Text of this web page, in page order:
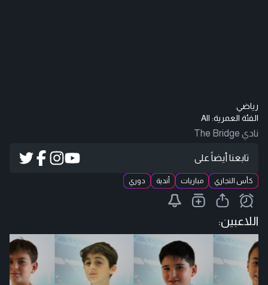
رياضي
الفئة العمرية: All
نادي The Bridge
تابعنا أيضاً على
كأس التجاري مباريات أندية دوري
اللاعبين: